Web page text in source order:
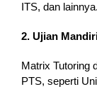
ITS, dan lainnya.
2. Ujian
Matrix Tutoring
PTS, seperti